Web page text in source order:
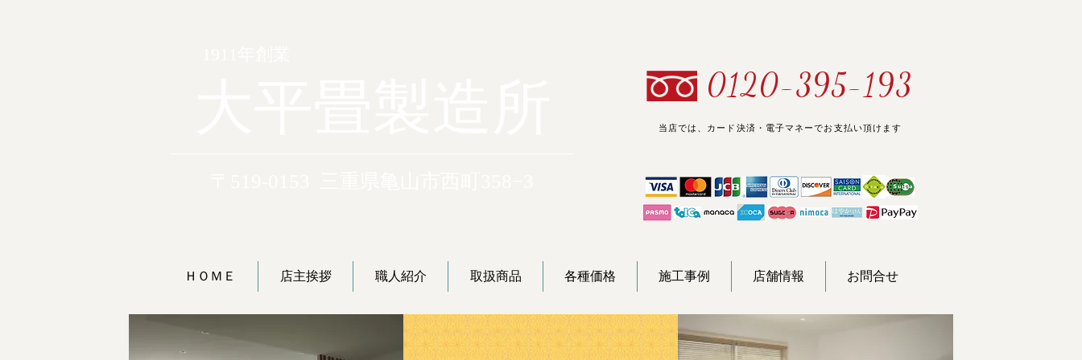
0120-395-193
当店では、カード決済・電子マネーでお支払い頂けます
ＨＯＭＥ 店主挨拶 職人紹介 取扱商品 各種価格 施工事例 店舗情報 お問合せ